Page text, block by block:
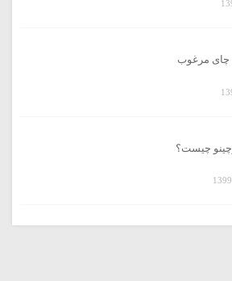
چای مرغوب
چیست؟